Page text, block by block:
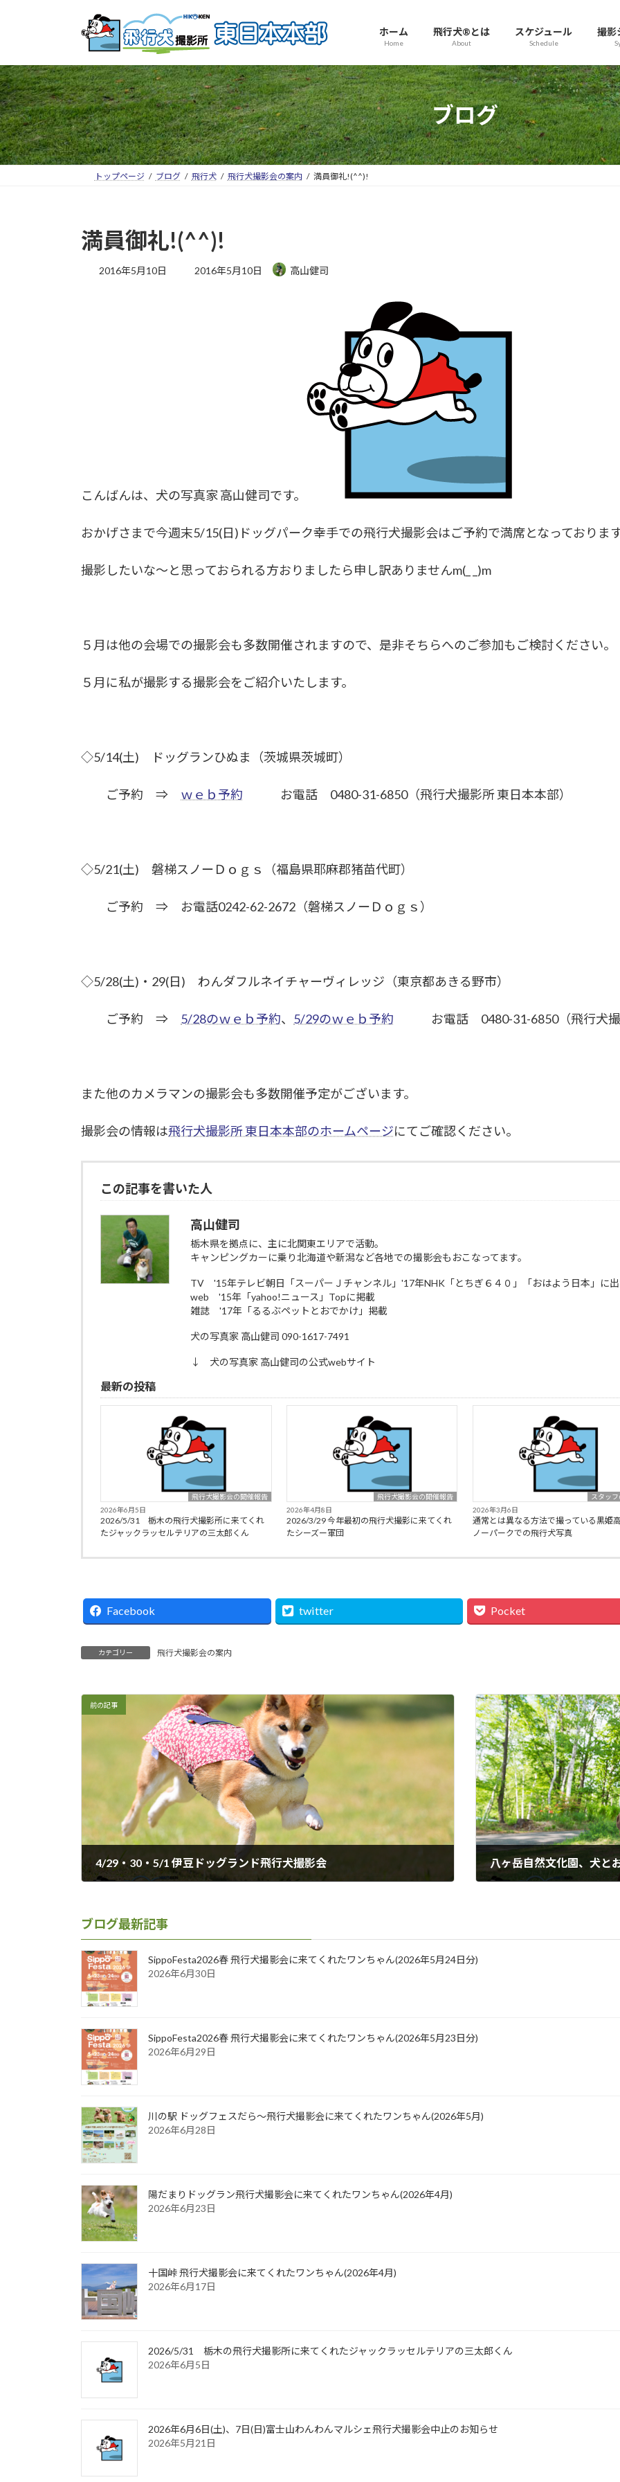
ホーム
Home
飛行犬®とは
About
スケジュール
Schedule
撮影
ブログ
トップページ ブログ 飛行犬 飛行犬撮影会の案内 満員御礼!(^^)!
満員御礼!(^^)!
2016年5月10日 2016年5月10日 高山健司
こんばんは、犬の写真家 高山健司です。
おかげさまで今週末5/15(日)ドッグパーク幸手での飛行犬撮影会はご予約で満席となっております
撮影したいな～と思っておられる方おりましたら申し訳ありませんm(_ _)m
５月は他の会場での撮影会も多数開催されますので、是非そちらへのご参加もご検討ください。
５月に私が撮影する撮影会をご紹介いたします。
◇5/14(土) ドッグランひぬま（茨城県茨城町）
ご予約 ⇒ ｗｅｂ予約 お電話 0480-31-6850（飛行犬撮影所 東日本本部）
◇5/21(土) 磐梯スノーＤｏｇｓ（福島県耶麻郡猪苗代町）
ご予約 ⇒ お電話0242-62-2672（磐梯スノーＤｏｇｓ）
◇5/28(土)・29(日) わんダフルネイチャーヴィレッジ（東京都あきる野市）
ご予約 ⇒ 5/28のｗｅｂ予約、 5/29のｗｅｂ予約 お電話 0480-31-6850（飛行犬撮影
また他のカメラマンの撮影会も多数開催予定がございます。
撮影会の情報は飛行犬撮影所 東日本本部のホームページにてご確認ください。
この記事を書いた人
高山健司
栃木県を拠点に、主に北関東エリアで活動。
キャンピングカーに乗り北海道や新潟など各地での撮影会もおこなってます。
TV '15年テレビ朝日「スーパーＪチャンネル」'17年NHK「とちぎ６４０」「おはよう日本」に
web '15年「yahoo!ニュース」Topに掲載
雑誌 '17年「るるぶペットとおでかけ」掲載
犬の写真家 高山健司 090-1617-7491
↓ 犬の写真家 高山健司の公式webサイト
最新の投稿
飛行犬撮影会の開催報告
2026年6月5日
2026/5/31 栃木の飛行犬撮影所に来てくれ
たジャックラッセルテリアの三太郎くん
飛行犬撮影会の開催報告
2026年4月8日
2026/3/29 今年最初の飛行犬撮影に来てくれ
たシーズー軍団
スタッ
2026年3月6日
通常とは異なる方法で撮っている黒姫
ノーパークでの飛行犬写真
Facebook twitter Pocket
カテゴリー 飛行犬撮影会の案内
前の記事
4/29・30・5/1 伊豆ドッグランド飛行犬撮影会 八ヶ岳自然文化園、犬と
ブログ最新記事
SippoFesta2026春 飛行犬撮影会に来てくれたワンちゃん(2026年5月24日分)
2026年6月30日
SippoFesta2026春 飛行犬撮影会に来てくれたワンちゃん(2026年5月23日分)
2026年6月29日
川の駅 ドッグフェスだら～飛行犬撮影会に来てくれたワンちゃん(2026年5月)
2026年6月28日
陽だまりドッグラン飛行犬撮影会に来てくれたワンちゃん(2026年4月)
2026年6月23日
十国峠 飛行犬撮影会に来てくれたワンちゃん(2026年4月)
2026年6月17日
2026/5/31 栃木の飛行犬撮影所に来てくれたジャックラッセルテリアの三太郎くん
2026年6月5日
2026年6月6日(土)、7日(日)富士山わんわんマルシェ飛行犬撮影会中止のお知らせ
2026年5月21日